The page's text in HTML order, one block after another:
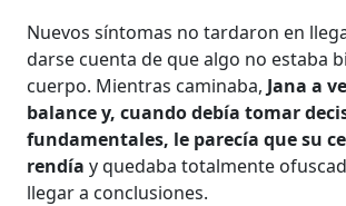
Nuevos síntomas no tardaron en
darse cuenta de que algo no estaba
cuerpo. Mientras caminaba, Jana a
balance y, cuando debía tomar
fundamentales, le parecía que su
rendíay quedaba totalmente
llegar a conclusiones.